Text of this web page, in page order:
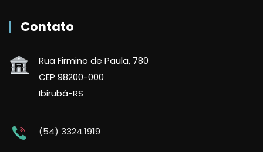
Contato
Rua Firmino de Paula, 780
CEP 98200-000
Ibirubá-RS
(54) 3324.1919